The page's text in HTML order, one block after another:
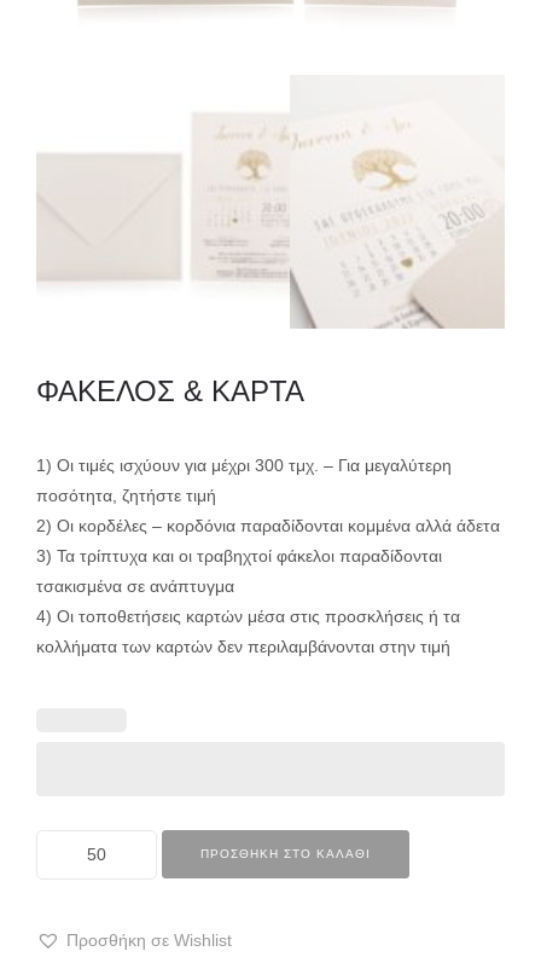
ΦΑΚΕΛΟΣ & ΚΑΡΤΑ
1) Οι τιμές ισχύουν για μέχρι 300 τμχ. – Για μεγαλύτερη
ποσότητα, ζητήστε τιμή
2) Οι κορδέλες – κορδόνια παραδίδονται κομμένα αλλά άδετα
3) Τα τρίπτυχα και οι τραβηχτοί φάκελοι παραδίδονται
τσακισμένα σε ανάπτυγμα
4) Οι τοποθετήσεις καρτών μέσα στις προσκλήσεις ή τα
κολλήματα των καρτών δεν περιλαμβάνονται στην τιμή
ΠΡΟΣΘΉΚΗ ΣΤΟ ΚΑΛΆΘΙ
Προσθήκη σε Wishlist